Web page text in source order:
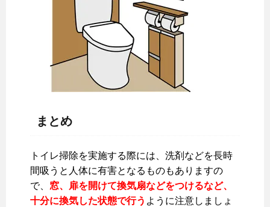
まとめ
トイレ掃除を実施する際には、洗剤などを長時
間吸うと人体に有害となるものもありますの
で、 窓、扉を開けて換気扇などをつけるなど、
十分に換気した状態で行う ように注意しましょ